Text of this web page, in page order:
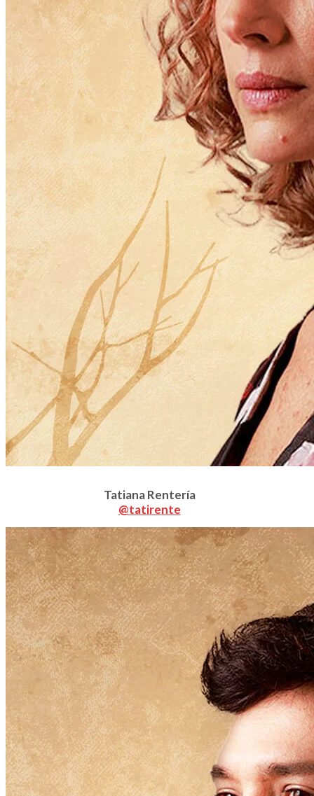
Tatiana Rentería
@tatirente